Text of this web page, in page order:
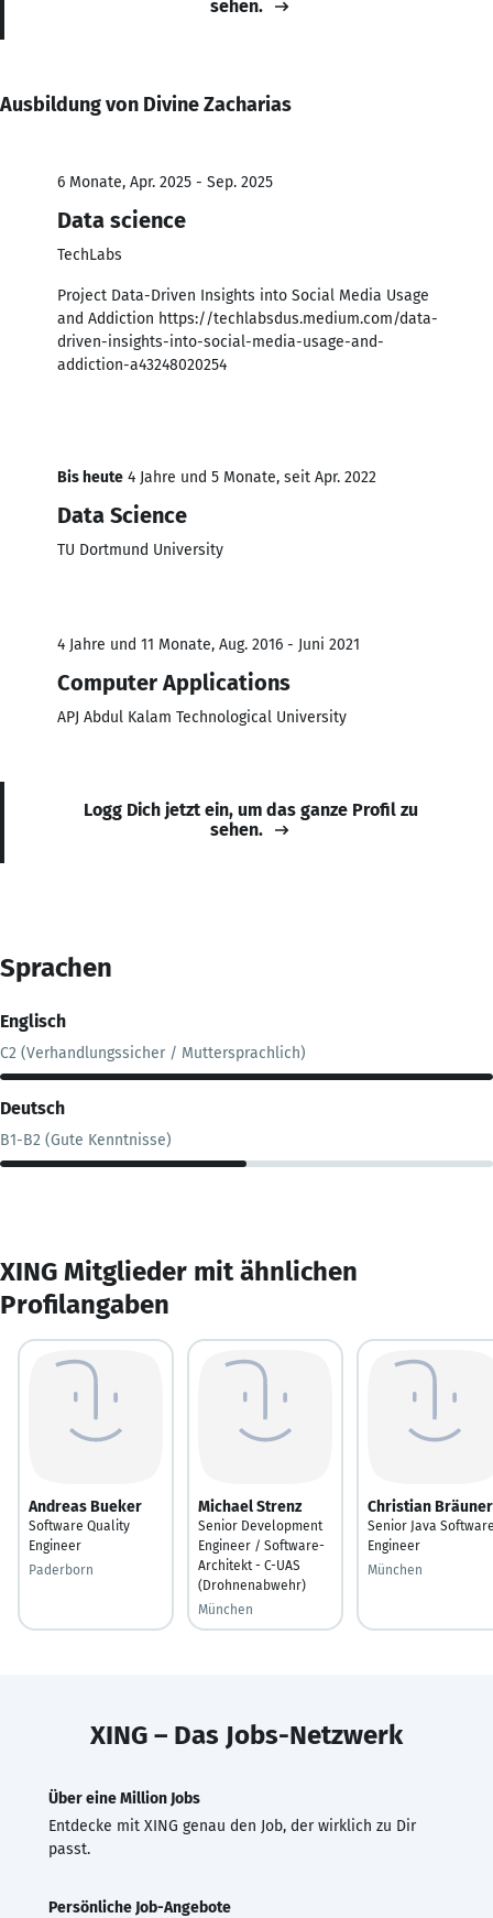
sehen.
Ausbildung von Divine Zacharias
6 Monate, Apr. 2025 - Sep. 2025
Data science
TechLabs
Project Data-Driven Insights into Social Media Usage
and Addiction https://techlabsdus.medium.com/data-
driven-insights-into-social-media-usage-and-
addiction-a43248020254
Bis heute 4 Jahre und 5 Monate, seit Apr. 2022
Data Science
TU Dortmund University
4 Jahre und 11 Monate, Aug. 2016 - Juni 2021
Computer Applications
APJ Abdul Kalam Technological University
Logg Dich jetzt ein, um das ganze Profil zu
sehen.
Sprachen
Englisch
C2 (Verhandlungssicher / Muttersprachlich)
Deutsch
B1-B2 (Gute Kenntnisse)
XING Mitglieder mit ähnlichen
Profilangaben
Andreas Bueker
Software Quality
Engineer
Paderborn
Michael Strenz
Senior Development
Engineer / Software-
Architekt - C-UAS
(Drohnenabwehr)
München
Christian Bräuner
Senior Java
Engineer
München
XING – Das Jobs-Netzwerk
Über eine Million Jobs
Entdecke mit XING genau den Job, der wirklich zu Dir
passt.
Persönliche Job-Angebote